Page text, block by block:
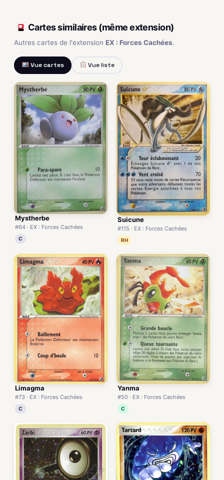
Cartes similaires (même extension)
Autres cartes de l'extension EX : Forces Cachées.
Vue cartes Vue liste
Mystherbe
#64 · EX : Forces Cachées
C
Suicune
#115 · EX : Forces Cachées
RH
Limagma
#73 · EX : Forces Cachées
C
Yanma
#50 · EX : Forces Cachées
C